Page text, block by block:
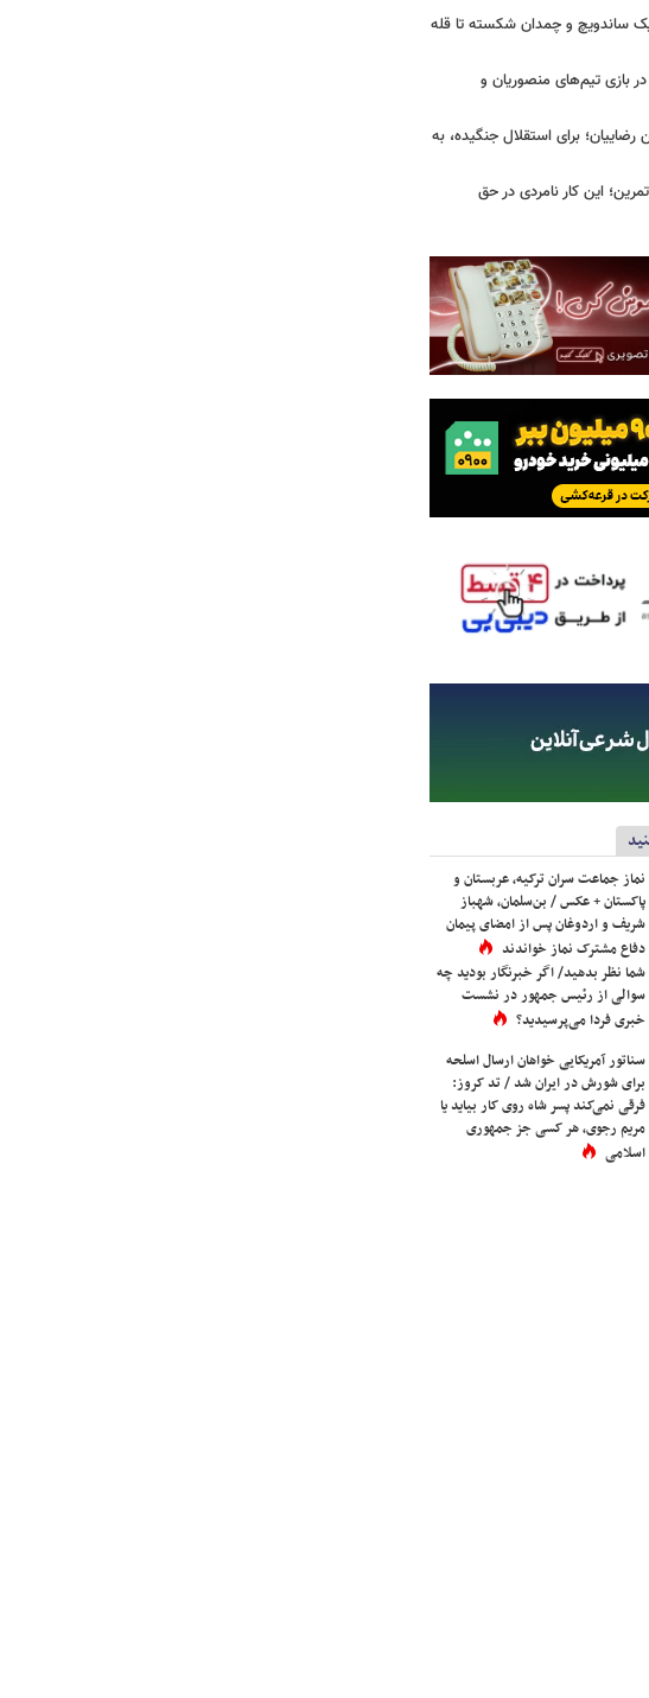
یک ساندویچ و چمدان شکسته تا قله
بازی تیم‌های منصوریان و
رضاییان؛ برای استقلال جنگیده، به
این کار نامردی در حق
نماز جماعت سران ترکیه، عربستان و
پاکستان + عکس / بن‌سلمان، شهباز
شریف و اردوغان پس از امضای پیمان
دفاع مشترک نماز خواندند
شما نظر بدهید/ اگر خبرنگار بودید چه
سوالی از رئیس جمهور در نشست
خبری فردا می‌پرسیدید؟
سناتور آمریکایی خواهان ارسال اسلحه
برای شورش در ایران شد / تد کروز:
فرقی نمی‌کند پسر شاه روی کار بیاید یا
مریم رجوی، هر کسی جز جمهوری
اسلامی